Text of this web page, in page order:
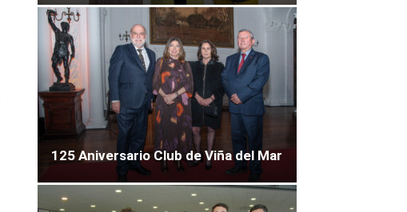
125 Aniversario Club de Viña del Mar